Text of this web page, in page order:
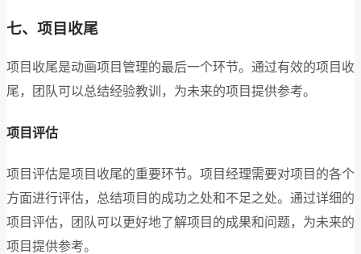
七、项目收尾
项目收尾是动画项目管理的最后一个环节。通过有效的项目收
尾，团队可以总结经验教训，为未来的项目提供参考。
项目评估
项目评估是项目收尾的重要环节。项目经理需要对项目的各个
方面进行评估，总结项目的成功之处和不足之处。通过详细的
项目评估，团队可以更好地了解项目的成果和问题，为未来的
项目提供参考。